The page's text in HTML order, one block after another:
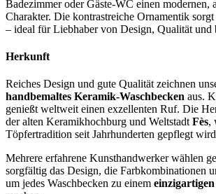
Badezimmer oder Gäste-WC einen modernen,
Charakter. Die kontrastreiche Ornamentik
– ideal für Liebhaber von Design, Qualität und
Herkunft
Reiches Design und gute Qualität zeichnen
handbemaltes Keramik-Waschbecken aus.
genießt weltweit einen exzellenten Ruf. Die
der alten Keramikhochburg und Weltstadt Fès,
Töpfertradition seit Jahrhunderten gepflegt
Mehrere erfahrene Kunsthandwerker wählen
sorgfältig das Design, die Farbkombinationen
um jedes Waschbecken zu einem